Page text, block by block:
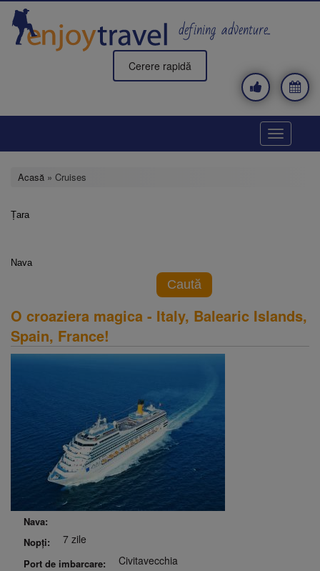
Mergi
conţinutul
principal
defining adventure..
Cerere rapidă
Toggle
Acasă » Cruises
Țara
Nava
Caută
O croaziera magica - Italy, Balearic Islands,
Spain, France!
Nava:
Nopți:
7 zile
Port de imbarcare: Civitavecchia